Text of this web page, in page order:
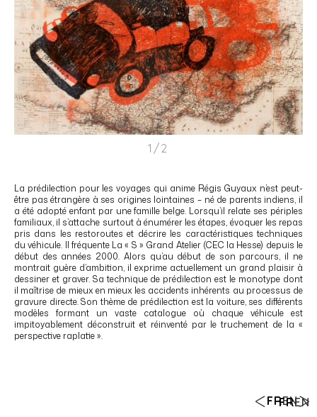
FREN
1/2
La prédilection pour les voyages qui anime Régis Guyaux n’est peut-
être pas étrangère à ses origines lointaines – né de parents indiens, il
a été adopté enfant par une famille belge. Lorsqu’il relate ses périples
familiaux, il s’attache surtout à énumérer les étapes, évoquer les repas
pris dans les restoroutes et décrire les caractéristiques techniques
du véhicule. Il fréquente La « S » Grand Atelier (CEC la Hesse) depuis le
début des années 2000. Alors qu’au début de son parcours, il ne
montrait guère d’ambition, il exprime actuellement un grand plaisir à
dessiner et graver. Sa technique de prédilection est le monotype dont
il maîtrise de mieux en mieux les accidents inhérents au processus de
gravure directe. Son thème de prédilection est la voiture, ses différents
modèles formant un vaste catalogue où chaque véhicule est
impitoyablement déconstruit et réinventé par le truchement de la «
perspective raplatie ».
FREN